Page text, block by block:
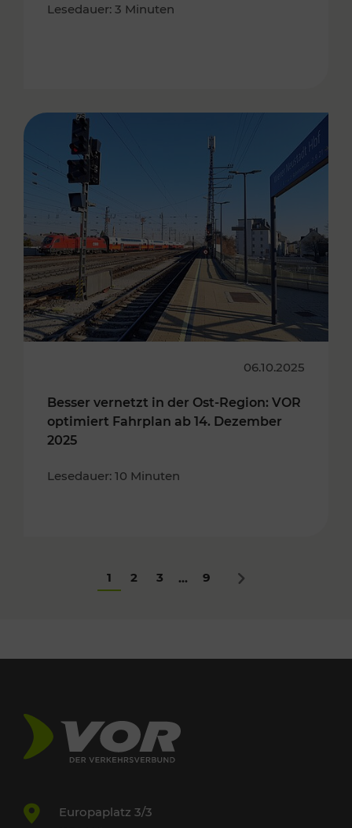
Lesedauer: 3 Minuten
06.10.2025
Besser vernetzt in der Ost-Region: VOR
optimiert Fahrplan ab 14. Dezember
2025
Lesedauer: 10 Minuten
1 2 3 ... 9 Nächstes
Europaplatz 3/3